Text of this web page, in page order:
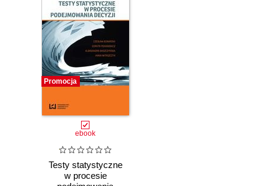
Promocja
ebook
Testy statystyczne
w procesie